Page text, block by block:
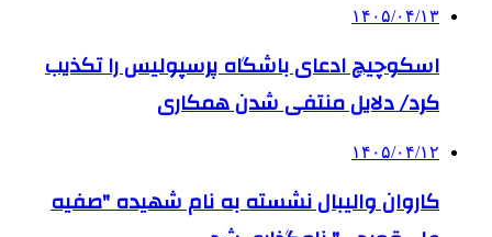
۱۴۰۵/۰۴/۱۳
اسکوچیچ ادعای باشگاه پرسپولیس را تکذیب
کرد/ دلایل منتفی شدن همکاری
۱۴۰۵/۰۴/۱۲
کاروان والیبال نشسته به نام شهیده "صفیه